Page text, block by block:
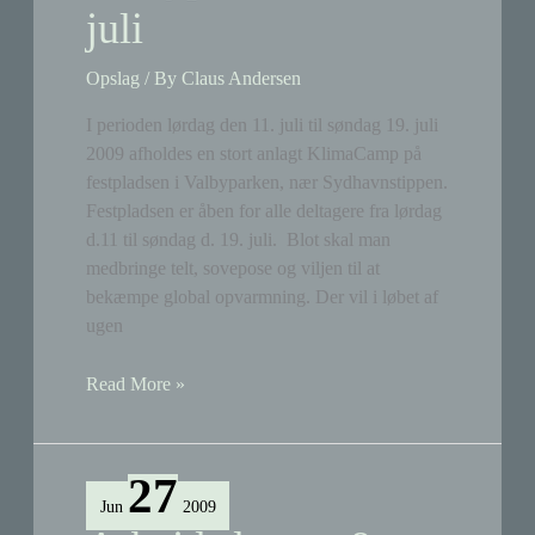
juli
Opslag / ByClaus Andersen
I perioden lørdag den 11. juli til søndag 19. juli
2009 afholdes en stort anlagt KlimaCamp på
festpladsen i Valbyparken, nær Sydhavnstippen.
Festpladsen er åben for alle deltagere fra lørdag
d.11 til søndag d. 19. juli. Blot skal man
medbringe telt, sovepose og viljen til at
bekæmpe global opvarmning. Der vil i løbet af
ugen
KlimaCamp
Valbyparken
juli
Read More »
Jun 27 2009